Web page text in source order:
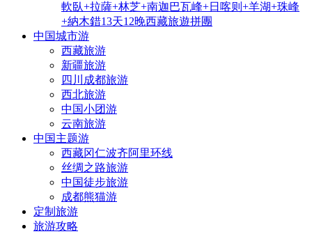
軟臥+拉薩+林芝+南迦巴瓦峰+日喀则+羊湖+珠峰
+納木錯13天12晚西藏旅遊拼團
中国城市游
西藏旅游
新疆旅游
四川成都旅游
西北旅游
中国小团游
云南旅游
中国主题游
西藏冈仁波齐阿里环线
丝绸之路旅游
中国徒步旅游
成都熊猫游
定制旅游
旅游攻略